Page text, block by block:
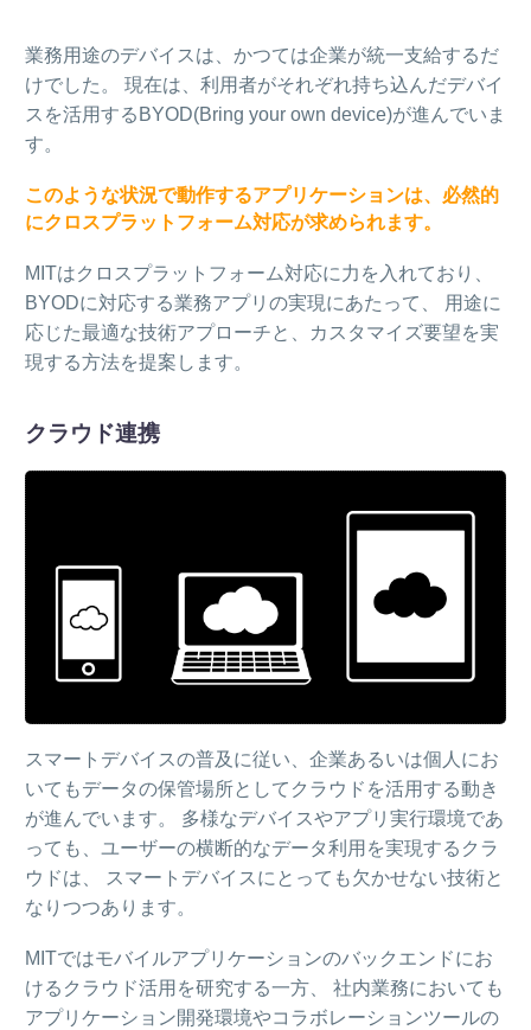
業務用途のデバイスは、かつては企業が統一支給するだ
けでした。 現在は、利用者がそれぞれ持ち込んだデバイ
スを活用するBYOD(Bring your own device)が進んでいま
す。
このような状況で動作するアプリケーションは、必然的
にクロスプラットフォーム対応が求められます。
MITはクロスプラットフォーム対応に力を入れており、
BYODに対応する業務アプリの実現にあたって、 用途に
応じた最適な技術アプローチと、カスタマイズ要望を実
現する方法を提案します。
クラウド連携
スマートデバイスの普及に従い、企業あるいは個人にお
いてもデータの保管場所としてクラウドを活用する動き
が進んでいます。 多様なデバイスやアプリ実行環境であ
っても、ユーザーの横断的なデータ利用を実現するクラ
ウドは、 スマートデバイスにとっても欠かせない技術と
なりつつあります。
MITではモバイルアプリケーションのバックエンドにお
けるクラウド活用を研究する一方、 社内業務においても
アプリケーション開発環境やコラボレーションツールの